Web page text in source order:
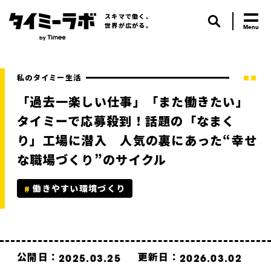
スキマで働く、
世界が広がる。
私のタイミー生活
「過去一楽しい仕事」「また働きたい」
タイミーで応募殺到！話題の「なまく
り」工場に潜入 人気の裏にあった“幸せ
な職場づくり”のサイクル
働きやすい環境づくり
公開日：2025.03.25 更新日：2026.03.02